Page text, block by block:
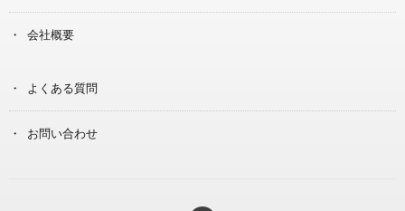
会社概要
よくある質問
お問い合わせ